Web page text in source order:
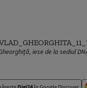
iese de la sediul